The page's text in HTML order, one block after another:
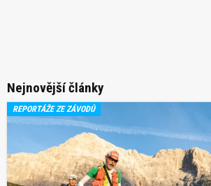
Nejnovější články
REPORTÁŽE ZE ZÁVODŮ